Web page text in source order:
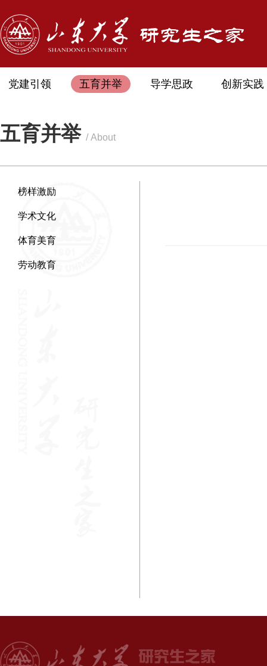
党建引领 五育并举 导学思政 创新实践
五育并举 / About
榜样激励
学术文化
体育美育
劳动教育